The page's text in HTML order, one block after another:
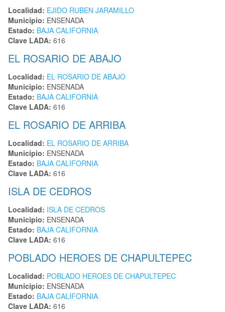
Localidad: EJIDO RUBEN JARAMILLO
Municipio: ENSENADA
Estado: BAJA CALIFORNIA
Clave LADA: 616
EL ROSARIO DE ABAJO
Localidad: EL ROSARIO DE ABAJO
Municipio: ENSENADA
Estado: BAJA CALIFORNIA
Clave LADA: 616
EL ROSARIO DE ARRIBA
Localidad: EL ROSARIO DE ARRIBA
Municipio: ENSENADA
Estado: BAJA CALIFORNIA
Clave LADA: 616
ISLA DE CEDROS
Localidad: ISLA DE CEDROS
Municipio: ENSENADA
Estado: BAJA CALIFORNIA
Clave LADA: 616
POBLADO HEROES DE CHAPULTEPEC
Localidad: POBLADO HEROES DE CHAPULTEPEC
Municipio: ENSENADA
Estado: BAJA CALIFORNIA
Clave LADA: 616